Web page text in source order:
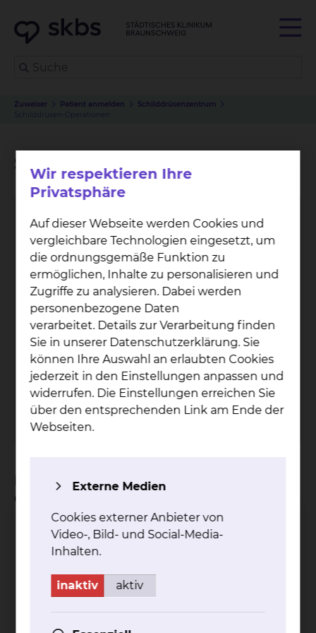
Zuweiser Patient anmelden
Schilddrüsenzentrum
Schilddrüsen-Operationen
Schilddrüsen-Operationen
All­ge­mein- &
Vis­zer­al­chir­ur­gie
Fichtengrund 1, 38126 Braunschweig
Tel.:+49 531 595 2260
Fax: +49 531 595 2656
Per E-Mail kontaktieren
Bei welchen Krankheitsbildern ist die
Operation geeignet?
bei Schluck- und Atembeschwerden oder
Druckgefühl im Hals (Einengung anderer
bei kalten Knoten, bei denen Bösartigkeit
nicht ausgeschlossen werden kann
bei Verdacht auf eine bösartige Erkrankung
Wir respektieren Ihre
Privatsphäre
Auf dieser Webseite werden Cookies und
vergleichbare Technologien eingesetzt, um
die ordnungsgemäße Funktion zu
ermöglichen, Inhalte zu personalisieren und
Zugriffe zu analysieren. Dabei werden
personenbezogene Daten
verarbeitet. Details zur Verarbeitung finden
Sie in unserer Datenschutzerklärung. Sie
können Ihre Auswahl an erlaubten Cookies
jederzeit in den Einstellungen anpassen und
widerrufen. Die Einstellungen erreichen Sie
über den entsprechenden Link am Ende der
Webseiten.
Externe Medien
Cookies externer Anbieter von
Video-, Bild- und Social-Media-
Inhalten.
inaktiv aktiv